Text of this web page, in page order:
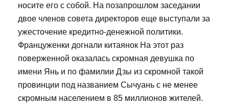
носите его с собой. На позапрошлом заседании
двое членов совета директоров еще выступали за
ужесточение кредитно-денежной политики.
Француженки догнали китаянок На этот раз
поверженной оказалась скромная девушка по
имени Янь и по фамилии Дзы из скромной такой
провинции под названием Сычуань с не менее
скромным населением в 85 миллионов жителей.